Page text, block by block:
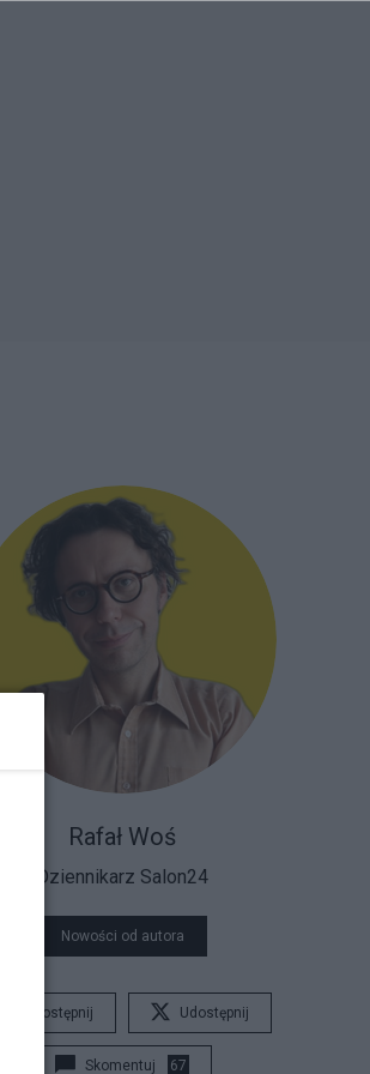
Dziennikarz Salon24
Rafał Woś
Nowości od autora
Udostępnij Udostępnij
Skomentuj 67